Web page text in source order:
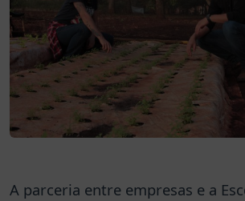
A parceria entre empresas e a